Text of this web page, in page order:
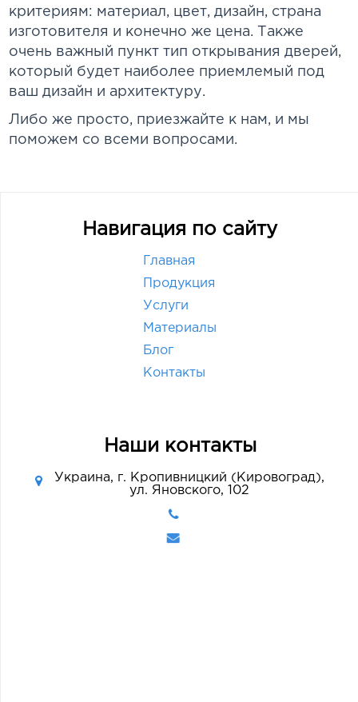
критериям: материал, цвет, дизайн, страна
изготовителя и конечно же цена. Также
очень важный пункт тип открывания дверей,
который будет наиболее приемлемый под
ваш дизайн и архитектуру.
Либо же просто, приезжайте к нам, и мы
поможем со всеми вопросами.
Навигация по сайту
Главная
Продукция
Услуги
Материалы
Блог
Контакты
Наши контакты
Украина, г. Кропивницкий (Кировоград),
ул. Яновского, 102